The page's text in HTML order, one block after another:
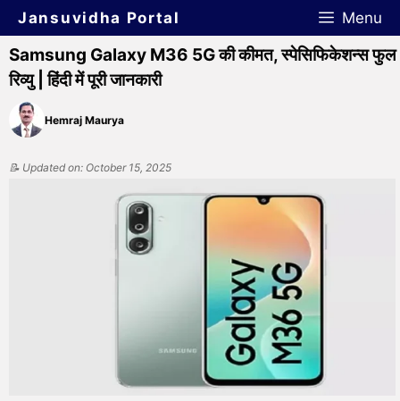
Jansuvidha Portal Menu
Samsung Galaxy M36 5G की कीमत, स्पेसिफिकेशन्स फुल
रिव्यु | हिंदी में पूरी जानकारी
Hemraj Maurya
📝 Updated on: October 15, 2025